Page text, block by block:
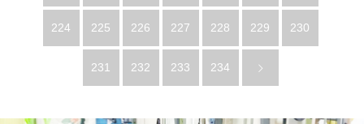
224 225 226 227 228 229 230
231 232 233 234